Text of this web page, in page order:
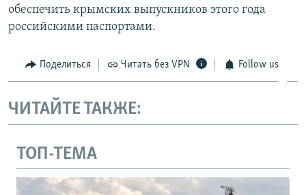
обеспечить крымских выпускников этого года
российскими паспортами.
Поделиться Читать без VPN Follow us
ЧИТАЙТЕ ТАКЖЕ:
ТОП-ТЕМА